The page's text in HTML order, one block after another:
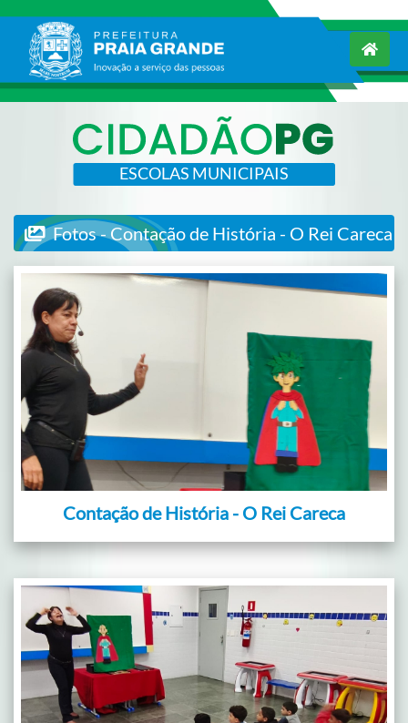
ESCOLAS MUNICIPAIS
Fotos - Contação de História - O Rei Careca
Contação de História - O Rei Careca